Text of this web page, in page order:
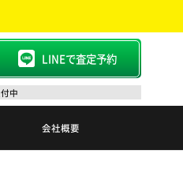
会社概要
LINEで査定予約
中